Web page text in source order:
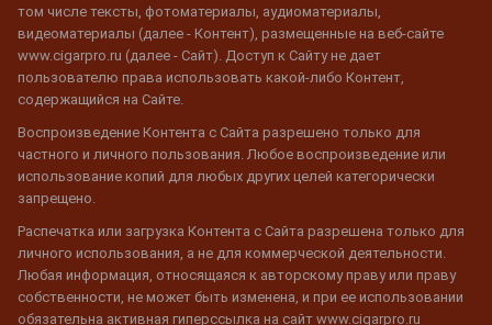
том числе тексты, фотоматериалы, аудиоматериалы,
видеоматериалы (далее - Контент), размещенные на веб-сайте
www.cigarpro.ru (далее - Сайт). Доступ к Сайту не дает
пользователю права использовать какой-либо Контент,
содержащийся на Сайте.
Воспроизведение Контента с Сайта разрешено только для
частного и личного пользования. Любое воспроизведение или
использование копий для любых других целей категорически
запрещено.
Распечатка или загрузка Контента с Сайта разрешена только для
личного использования, а не для коммерческой деятельности.
Любая информация, относящаяся к авторскому праву или праву
собственности, не может быть изменена, и при ее использовании
обязательна активная гиперссылка на сайт www.cigarpro.ru